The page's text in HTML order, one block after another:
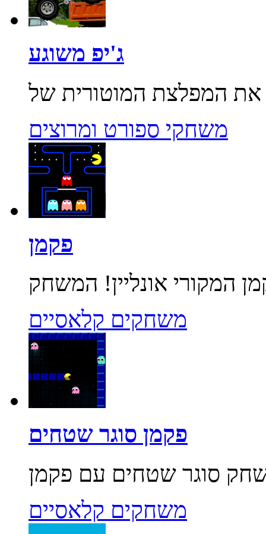
ג'יפ משוגע
משחקי ספורט ומרוצים
פקמן
משחקים קלאסיים
פקמן סוגר שטחים
משחקים קלאסיים